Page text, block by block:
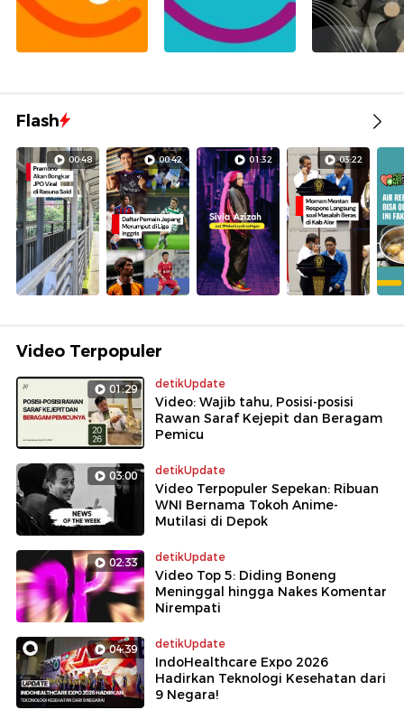
Flash
00:48 00:42 01:32 03:22
Video Terpopuler
01:29 detikUpdate
Video: Wajib tahu, Posisi-posisi
Rawan Saraf Kejepit dan Beragam
Pemicu
03:00 detikUpdate
Video Terpopuler Sepekan: Ribuan
WNI Bernama Tokoh Anime-
Mutilasi di Depok
02:33 detikUpdate
Video Top 5: Diding Boneng
Meninggal hingga Nakes Komentar
Nirempati
04:39 detikUpdate
IndoHealthcare Expo 2026
Hadirkan Teknologi Kesehatan dari
9 Negara!